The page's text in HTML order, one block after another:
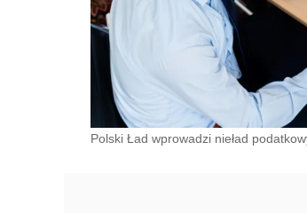
Polski Ład wprowadzi nieład